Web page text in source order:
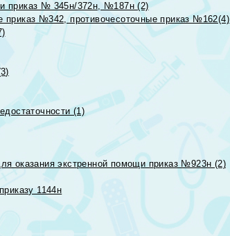
приказ № 345н/372н, №187н (2)
приказ №342, противочесоточные приказ №162(4)
(1)
оказания экстренной помощи приказ №923н (2)
1144н